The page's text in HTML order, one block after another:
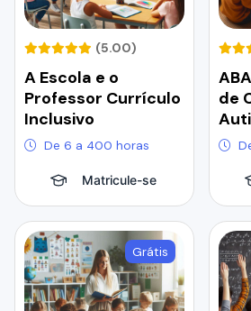
(5.00)
A Escola e o
Professor Currículo
Inclusivo
De 6 a 400 horas
Matricule-se
de
Grátis